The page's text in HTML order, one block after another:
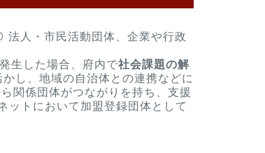
法人・市民活動団体、企業や行政
生した場合、府内で社会課題の解
し、地域の自治体との連携などに
関係団体がつながりを持ち、支援
ットにおいて加盟登録団体として